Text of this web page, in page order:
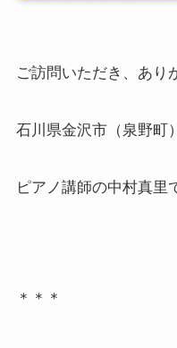
ご訪問いただき、あり
石川県金沢市（泉野町
ピアノ講師の中村真里
＊＊＊